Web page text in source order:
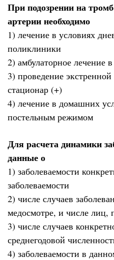
При подозрении на
артерии необходимо
1) лечение в условиях
поликлиники
2) амбулаторное лечение
3) проведение
стационар (+)
4) лечение в домашних
постельным режимом
Для расчета динамики
данные о
1) заболеваемости
заболеваемости
2) числе случаев
медосмотре, и числе
3) числе случаев
среднегодовой
4) заболеваемости в